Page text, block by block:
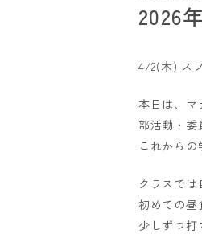
2026
4/2(木) ス
本日は、マ
部活動・委
これから
クラスでは
初めての昼
少しずつ打